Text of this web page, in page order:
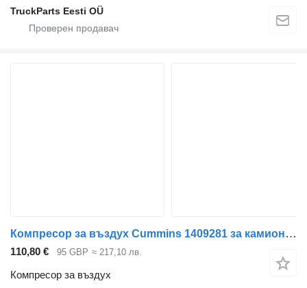
TruckParts Eesti OÜ
Компресор за въздух Cummins 1409281 за камион DAF LF CF XF XG
110,80 € 95 GBP ≈ 217,10 лв.
Компресор за въздух